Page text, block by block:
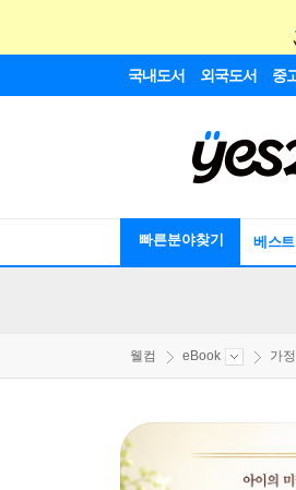
국내도서 외국도서 중
빠른분야찾기 베스트
웰컴 eBook 가